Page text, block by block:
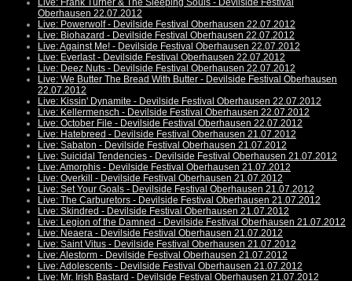
Live: Frank Turner & The Sleeping Souls - Devilside Festival
Oberhausen 22.07.2012
Live: Powerwolf - Devilside Festival Oberhausen 22.07.2012
Live: Biohazard - Devilside Festival Oberhausen 22.07.2012
Live: Against Me! - Devilside Festival Oberhausen 22.07.2012
Live: Everlast - Devilside Festival Oberhausen 22.07.2012
Live: Deez Nuts - Devilside Festival Oberhausen 22.07.2012
Live: We Butter The Bread With Butter - Devilside Festival Oberhausen
22.07.2012
Live: Kissin' Dynamite - Devilside Festival Oberhausen 22.07.2012
Live: Kellermensch - Devilside Festival Oberhausen 22.07.2012
Live: October File - Devilside Festival Oberhausen 22.07.2012
Live: Hatebreed - Devilside Festival Oberhausen 21.07.2012
Live: Sabaton - Devilside Festival Oberhausen 21.07.2012
Live: Suicidal Tendencies - Devilside Festival Oberhausen 21.07.2012
Live: Amorphis - Devilside Festival Oberhausen 21.07.2012
Live: Overkill - Devilside Festival Oberhausen 21.07.2012
Live: Set Your Goals - Devilside Festival Oberhausen 21.07.2012
Live: The Carburetors - Devilside Festival Oberhausen 21.07.2012
Live: Skindred - Devilside Festival Oberhausen 21.07.2012
Live: Legion of the Damned - Devilside Festival Oberhausen 21.07.2012
Live: Neaera - Devilside Festival Oberhausen 21.07.2012
Live: Saint Vitus - Devilside Festival Oberhausen 21.07.2012
Live: Alestorm - Devilside Festival Oberhausen 21.07.2012
Live: Adolescents - Devilside Festival Oberhausen 21.07.2012
Live: Mr. Irish Bastard - Devilside Festival Oberhausen 21.07.2012